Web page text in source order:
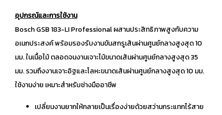
อุปกรณ์และการใช้งาน
Bosch GSB 183-LI Professional ผสานประสิทธิภาพสูงกับความ
อเนกประสงค์ พร้อมรองรับงานขันสกรูเส้นผ่านศูนย์กลางสูงสุด 10
มม. ในเนื้อไม้ ตลอดจนงานเจาะไม้ขนาดเส้นผ่านศูนย์กลางสูงสุด 35
มม. รวมถึงงานเจาะอิฐและโลหะขนาดเส้นผ่านศูนย์กลางสูงสุด 10 มม.
ใช้งานง่าย เหมาะสำหรับช่างมืออาชีพ
เปลี่ยนงานยากให้กลายเป็นเรื่องง่ายด้วยสว่านกระแทกไร้สาย